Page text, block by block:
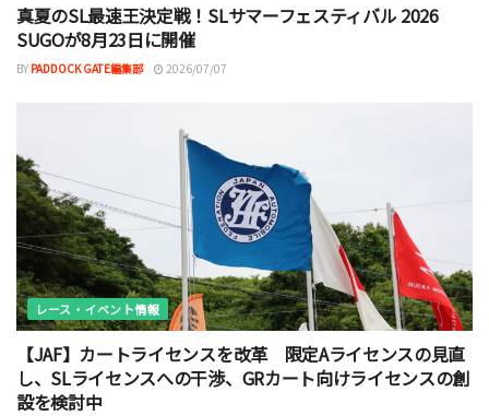
真夏のSL最速王決定戦！SLサマーフェスティバル 2026
SUGOが8月23日に開催
BY PADDOCK GATE編集部 2026/07/07
レース・イベント情報
【JAF】カートライセンスを改革 限定Aライセンスの見直
し、SLライセンスへの干渉、GRカート向けライセンスの創
設を検討中